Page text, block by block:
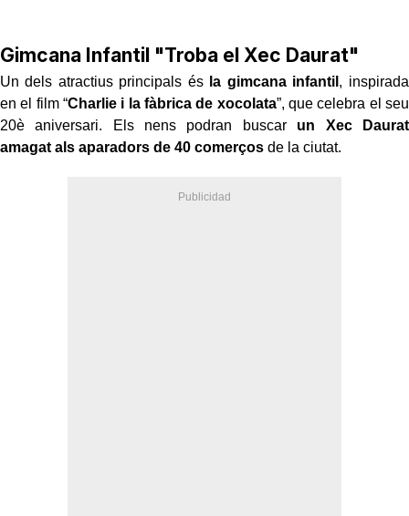
Gimcana Infantil "Troba el Xec Daurat"
Un dels atractius principals és la gimcana infantil , inspirada
en el film “Charlie i la fàbrica de xocolata”, que celebra el seu
20è aniversari. Els nens podran buscar un Xec Daurat
amagat als aparadors de 40 comerços de la ciutat.